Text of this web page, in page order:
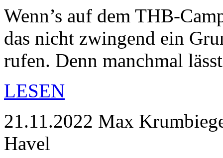
Wenn’s auf dem THB-
das nicht zwingend ein
rufen. Denn manchmal
LESEN
21.11.2022 Max
Havel